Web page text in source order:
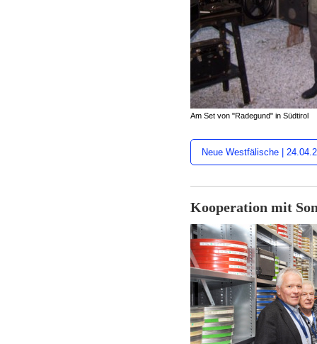
Am Set von "Radegund" in Südtirol
Neue Westfälische |
Kooperation mit